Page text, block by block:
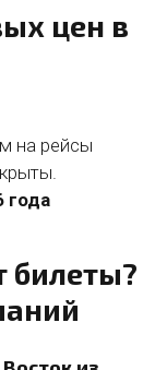
цен в
на рейсы
года
билеты?